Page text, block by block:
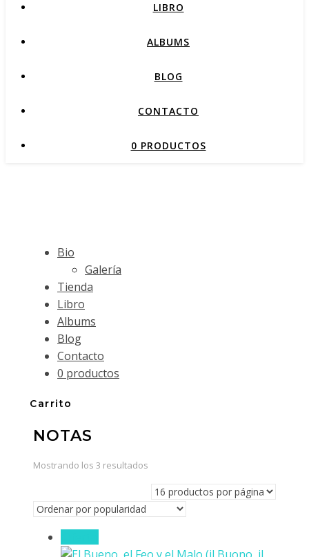
LIBRO
ALBUMS
BLOG
CONTACTO
0 PRODUCTOS
Bio
Galería
Tienda
Libro
Albums
Blog
Contacto
0 productos
Carrito
NOTAS
Mostrando los 3 resultados
popularidad